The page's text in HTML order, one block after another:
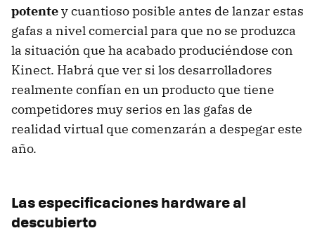
potentey cuantioso posible antes de lanzar estas
gafas a nivel comercial para que no se produzca
la situación que ha acabado produciéndose con
Kinect. Habrá que ver si los desarrolladores
realmente confían en un producto que tiene
competidores muy serios en las gafas de
realidad virtual que comenzarán a despegar este
año.
Las especificaciones hardware al
descubierto